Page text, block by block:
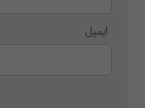
ایمیل